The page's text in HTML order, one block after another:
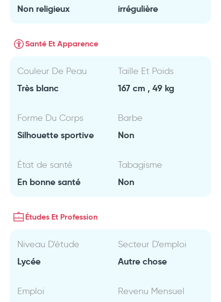
Non religieux
irrégulière
Santé Et Apparence
Couleur De Peau
Très blanc
Taille Et Poids
167 cm , 49 kg
Forme Du Corps
Silhouette sportive
Barbe
Non
État de santé
En bonne santé
Tabagisme
Non
Études Et Profession
Niveau D'étude
Lycée
Secteur D'emploi
Autre chose
Emploi Revenu Mensuel